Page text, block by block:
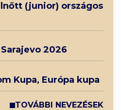
(junior) országos
2026
Kupa, Európa kupa
TOVÁBBI NEVEZÉSEK